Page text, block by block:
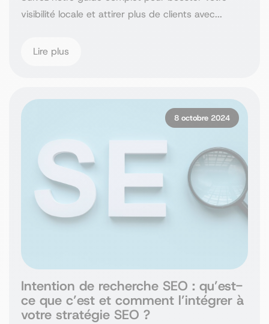
visibilité locale et attirer plus de clients avec...
Lire plus
8 octobre 2024
Intention de recherche SEO : qu’est-
ce que c’est et comment l’intégrer à
votre stratégie SEO ?